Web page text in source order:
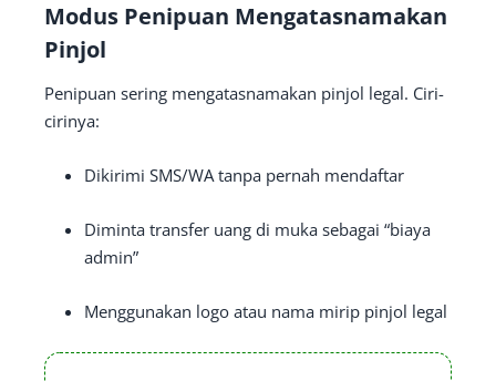
Modus Penipuan Mengatasnamakan
Pinjol
Penipuan sering mengatasnamakan pinjol legal. Ciri-
cirinya:
Dikirimi SMS/WA tanpa pernah mendaftar
Diminta transfer uang di muka sebagai “biaya
admin”
Menggunakan logo atau nama mirip pinjol legal